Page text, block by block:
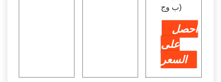
ب وج)
احصل
على
السعر